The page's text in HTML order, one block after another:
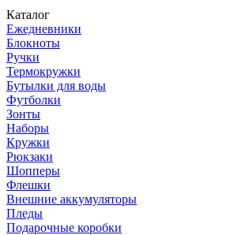
Каталог
Ежедневники
Блокноты
Ручки
Термокружки
Бутылки для воды
Футболки
Зонты
Наборы
Кружки
Рюкзаки
Шопперы
Флешки
Внешние аккумуляторы
Пледы
Подарочные коробки